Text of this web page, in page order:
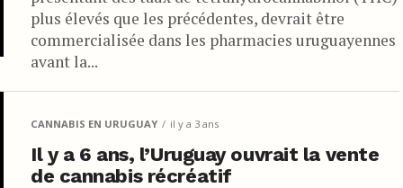
nouvelle ordonnance ne doive être remplie. Pendant cette
autre forme de cannabis légal.
patients
plus élevés que les précédentes, devrait être
commercialisée dans les pharmacies uruguayennes
avant la...
CANNABIS EN URUGUAY il y a 3 ans
Il y a 6 ans, l’Uruguay ouvrait la vente
de cannabis récréatif